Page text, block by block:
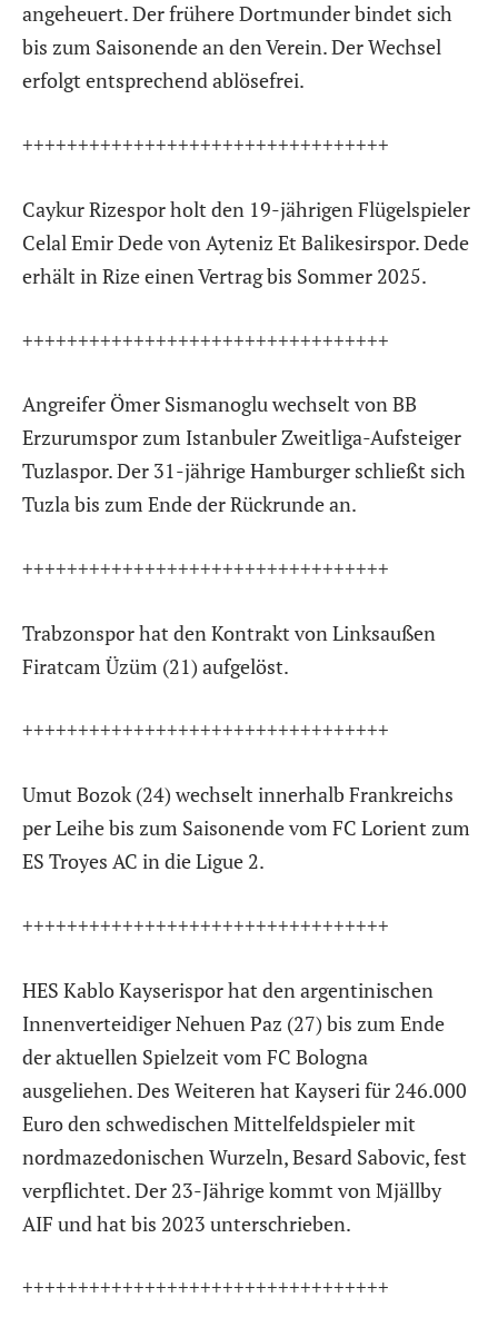
angeheuert. Der frühere Dortmunder bindet sich
bis zum Saisonende an den Verein. Der Wechsel
erfolgt entsprechend ablösefrei.
+++++++++++++++++++++++++++++++++
Caykur Rizespor holt den 19-jährigen Flügelspieler
Celal Emir Dede von Ayteniz Et Balikesirspor. Dede
erhält in Rize einen Vertrag bis Sommer 2025.
+++++++++++++++++++++++++++++++++
Angreifer Ömer Sismanoglu wechselt von BB
Erzurumspor zum Istanbuler Zweitliga-Aufsteiger
Tuzlaspor. Der 31-jährige Hamburger schließt sich
Tuzla bis zum Ende der Rückrunde an.
+++++++++++++++++++++++++++++++++
Trabzonspor hat den Kontrakt von Linksaußen
Firatcam Üzüm (21) aufgelöst.
+++++++++++++++++++++++++++++++++
Umut Bozok (24) wechselt innerhalb Frankreichs
per Leihe bis zum Saisonende vom FC Lorient zum
ES Troyes AC in die Ligue 2.
+++++++++++++++++++++++++++++++++
HES Kablo Kayserispor hat den argentinischen
Innenverteidiger Nehuen Paz (27) bis zum Ende
der aktuellen Spielzeit vom FC Bologna
ausgeliehen. Des Weiteren hat Kayseri für 246.000
Euro den schwedischen Mittelfeldspieler mit
nordmazedonischen Wurzeln, Besard Sabovic, fest
verpflichtet. Der 23-Jährige kommt von Mjällby
AIF und hat bis 2023 unterschrieben.
+++++++++++++++++++++++++++++++++